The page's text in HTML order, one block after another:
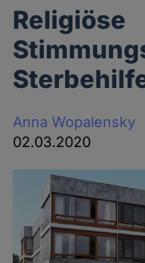
Religiöse
Anna Wopalensky
02.03.2020